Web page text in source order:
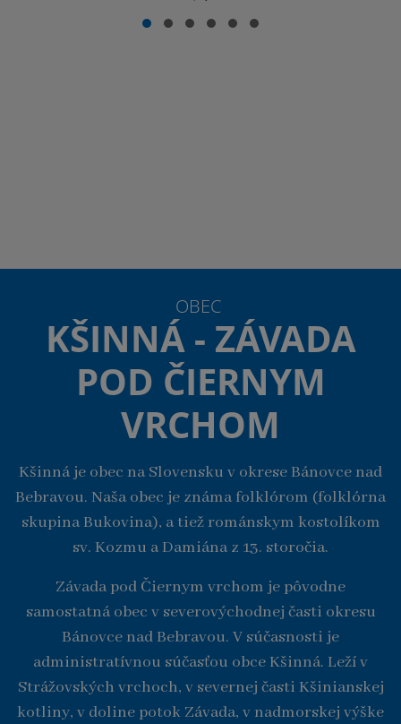
OBEC
KŠINNÁ - ZÁVADA
POD ČIERNYM
VRCHOM
Kšinná je obec na Slovensku v okrese Bánovce nad
Bebravou. Naša obec je známa folklórom (folklórna
skupina Bukovina), a tiež románskym kostolíkom
sv. Kozmu a Damiána z 13. storočia.
Závada pod Čiernym vrchom je pôvodne
samostatná obec v severovýchodnej časti okresu
Bánovce nad Bebravou. V súčasnosti je
administratívnou súčasťou obce Kšinná. Leží v
Strážovských vrchoch, v severnej časti Kšinianskej
kotliny, v doline potok Závada, v nadmorskej výške